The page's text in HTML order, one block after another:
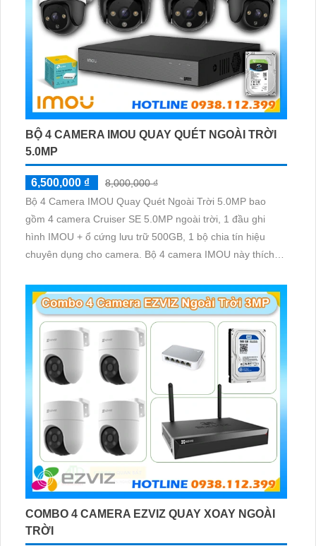
BỘ 4 CAMERA IMOU QUAY QUÉT NGOÀI TRỜI
5.0MP
6,500,000 ₫
8,000,000 ₫
Bộ 4 Camera IMOU Quay Quét Ngoài Trời 5.0MP bao
gồm 4 camera Cruiser SE 5.0MP ngoài trời, 1 đầu ghi
hình IMOU + ổ cứng lưu trữ 500GB, 1 bộ chia tín hiệu
chuyên dụng cho camera. Bộ 4 camera IMOU này thích
cần giám sát ngoài trời
COMBO 4 CAMERA EZVIZ QUAY XOAY NGOÀI
TRỜI